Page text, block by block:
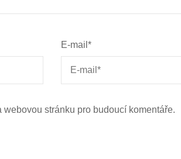
E-mail *
stránku pro budoucí komentáře.